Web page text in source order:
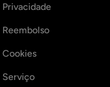
Serviço